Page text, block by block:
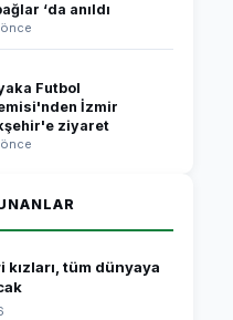
‘da anıldı
Futbol
İzmir
ziyaret
tüm dünyaya